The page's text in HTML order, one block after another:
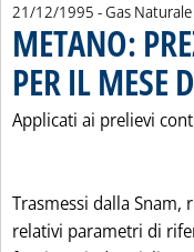
21/12/1995 - Gas
METANO:
PER IL MESE
Applicati ai prelievi
Trasmessi dalla Snam,
relativi parametri di